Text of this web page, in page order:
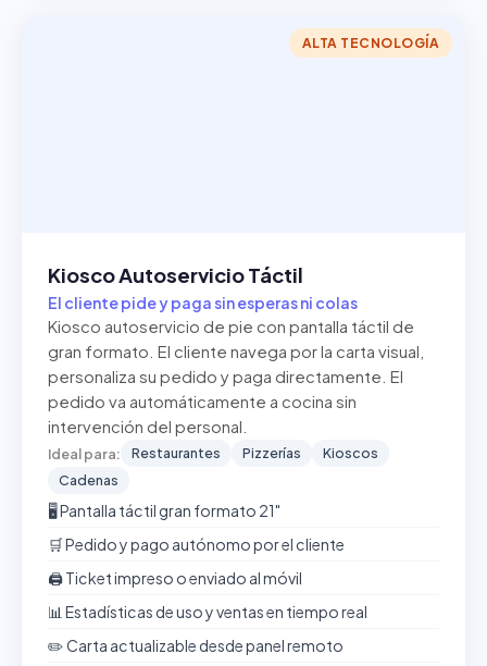
ALTA TECNOLOGÍA
Kiosco Autoservicio Táctil
El cliente pide y paga sin esperas ni colas
Kiosco autoservicio de pie con pantalla táctil de
gran formato. El cliente navega por la carta visual,
personaliza su pedido y paga directamente. El
pedido va automáticamente a cocina sin
intervención del personal.
Ideal para: Restaurantes Pizzerías
Kioscos
Cadenas
🖥️ Pantalla táctil gran formato 21"
🛒 Pedido y pago autónomo por el cliente
🖨️ Ticket impreso o enviado al móvil
📊 Estadísticas de uso y ventas en tiempo real
✏️ Carta actualizable desde panel remoto